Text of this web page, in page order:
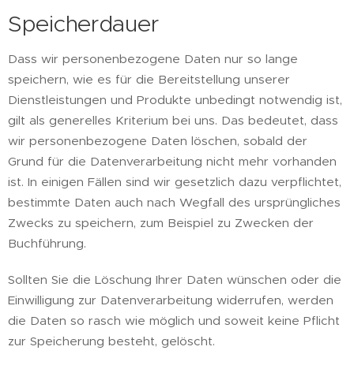
Speicherdauer
Dass wir personenbezogene Daten nur so lange
speichern, wie es für die Bereitstellung unserer
Dienstleistungen und Produkte unbedingt notwendig ist,
gilt als generelles Kriterium bei uns. Das bedeutet, dass
wir personenbezogene Daten löschen, sobald der
Grund für die Datenverarbeitung nicht mehr vorhanden
ist. In einigen Fällen sind wir gesetzlich dazu verpflichtet,
bestimmte Daten auch nach Wegfall des ursprüngliches
Zwecks zu speichern, zum Beispiel zu Zwecken der
Buchführung.
Sollten Sie die Löschung Ihrer Daten wünschen oder die
Einwilligung zur Datenverarbeitung widerrufen, werden
die Daten so rasch wie möglich und soweit keine Pflicht
zur Speicherung besteht, gelöscht.